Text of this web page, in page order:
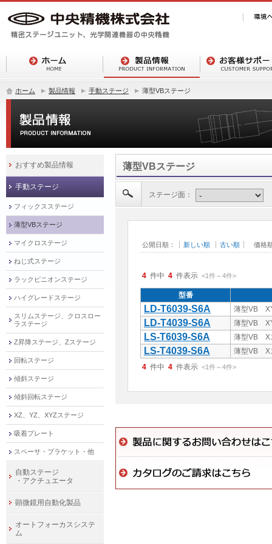
ホーム 製品情報 手動ステージ 薄型VBステージ
薄型VBステージ
ステージ面：
公開日順： 新しい順 古い順 価格
4 件中 4 件表示 <1件～4件>
型番
LD-T6039-S6A 薄型VB
LD-T4039-S6A 薄型VB
LS-T6039-S6A 薄型VB X
LS-T4039-S6A
薄型VB X
4 件中 4 件表示 <1件～4件>
おすすめ製品情報
手動ステージ
フィックスステージ
薄型VBステージ
マイクロステージ
ねじ式ステージ
ラックピニオンステージ
ハイグレードステージ
スリムステージ、クロスロー
ラステージ
Z昇降ステージ、Zステージ
回転ステージ
傾斜ステージ
傾斜回転ステージ
XZ、YZ、XYZステージ
吸着プレート
スペーサ・ブラケット・他
自動ステージ
・アクチュエータ
顕微鏡用自動化製品
オートフォーカスシステ
ム